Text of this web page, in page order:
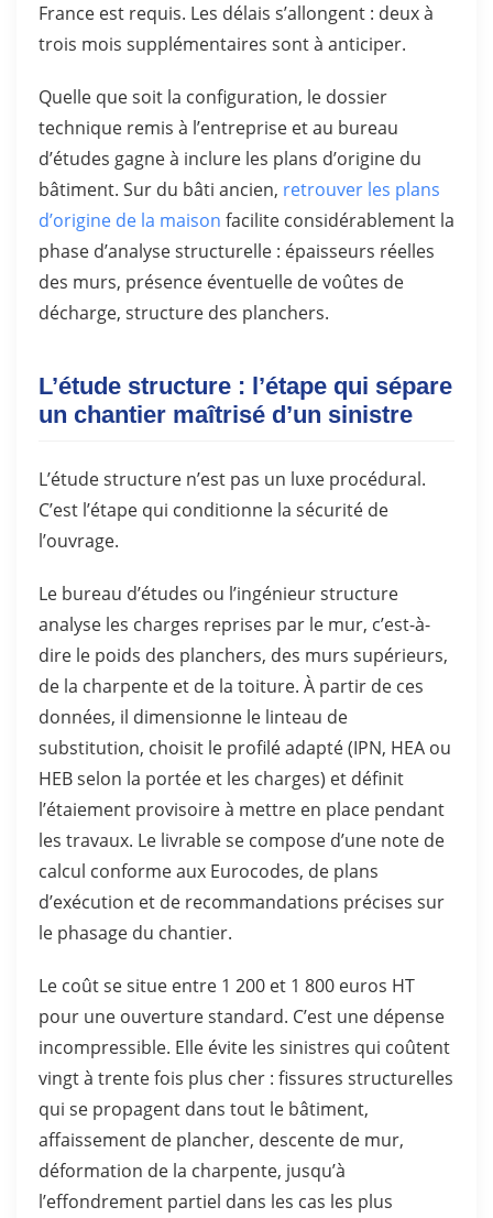
France est requis. Les délais s’allongent : deux à
trois mois supplémentaires sont à anticiper.
Quelle que soit la configuration, le dossier
technique remis à l’entreprise et au bureau
d’études gagne à inclure les plans d’origine du
bâtiment. Sur du bâti ancien, retrouver les plans
d’origine de la maison facilite considérablement la
phase d’analyse structurelle : épaisseurs réelles
des murs, présence éventuelle de voûtes de
décharge, structure des planchers.
L’étude structure : l’étape qui sépare
un chantier maîtrisé d’un sinistre
L’étude structure n’est pas un luxe procédural.
C’est l’étape qui conditionne la sécurité de
l’ouvrage.
Le bureau d’études ou l’ingénieur structure
analyse les charges reprises par le mur, c’est-à-
dire le poids des planchers, des murs supérieurs,
de la charpente et de la toiture. À partir de ces
données, il dimensionne le linteau de
substitution, choisit le profilé adapté (IPN, HEA ou
HEB selon la portée et les charges) et définit
l’étaiement provisoire à mettre en place pendant
les travaux. Le livrable se compose d’une note de
calcul conforme aux Eurocodes, de plans
d’exécution et de recommandations précises sur
le phasage du chantier.
Le coût se situe entre 1 200 et 1 800 euros HT
pour une ouverture standard. C’est une dépense
incompressible. Elle évite les sinistres qui coûtent
vingt à trente fois plus cher : fissures structurelles
qui se propagent dans tout le bâtiment,
affaissement de plancher, descente de mur,
déformation de la charpente, jusqu’à
l’effondrement partiel dans les cas les plus